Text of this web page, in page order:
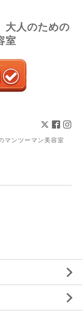
大人のための
室
マンツーマン美容室